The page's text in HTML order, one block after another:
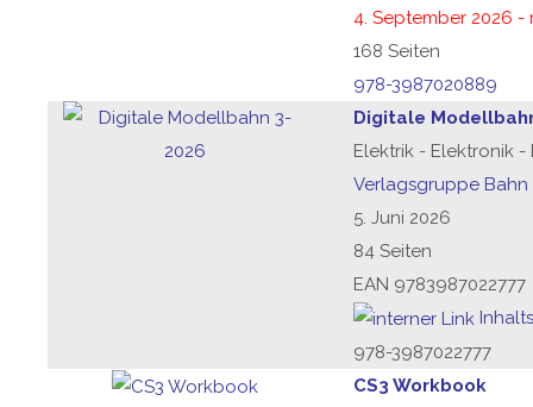
4. September 2026
168 Seiten
978-3987020889
Digitale
Elektrik - Elektronik
Verlagsgruppe Bahn
5. Juni 2026
84 Seiten
EAN 9783987022777
978-3987022777
CS3 Workbook